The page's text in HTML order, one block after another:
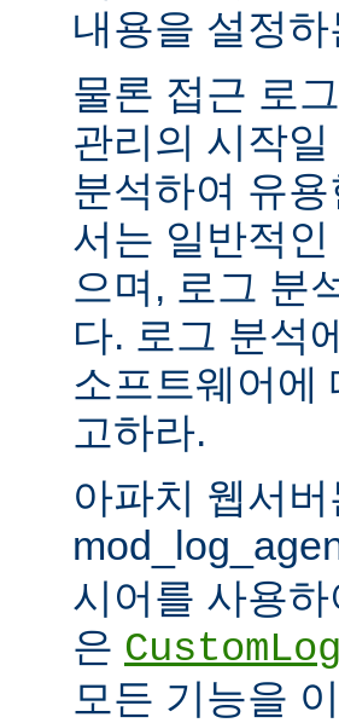
내용을 설정
물론 접근 로
관리의 시작
분석하여 유
서는 일반적
으며, 로그 분
다. 로그 분석
소프트웨어에
고하라.
아파치 웹서
시어를 사용
은 CustomLog
모든 기능을